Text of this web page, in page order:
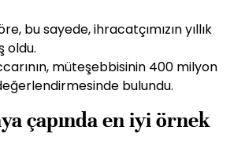
bu sayede, ihracatçımızın yıllık
oldu.
müteşebbisinin 400 milyon
bulundu.
çapında en iyi örnek